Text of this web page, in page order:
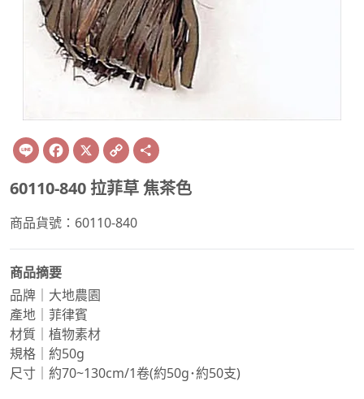
Line Facebook
X Copy
Link
60110-840 拉菲草 焦茶色
商品貨號：60110-840
商品摘要
品牌｜大地農園
產地｜菲律賓
材質｜植物素材
規格｜約50g
尺寸｜約70~130cm/1卷(約50g･約50支)